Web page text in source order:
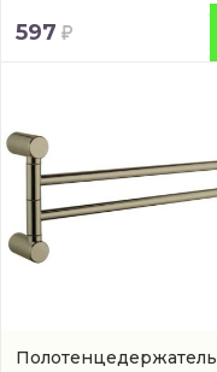
597
Полотенцедержатель